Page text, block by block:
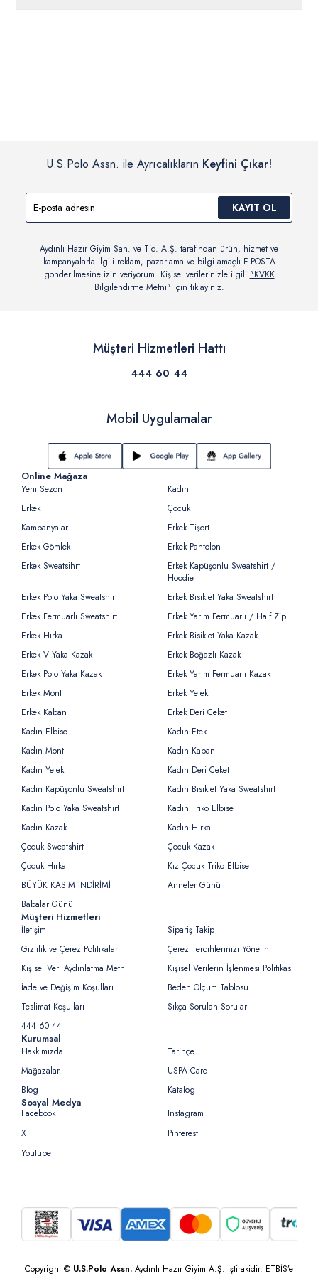
U.S.Polo Assn. ile Ayrıcalıkların Keyfini Çıkar!
KAYIT OL
Aydınlı Hazır Giyim San. ve Tic. A.Ş. tarafından ürün, hizmet ve
kampanyalarla ilgili reklam, pazarlama ve bilgi amaçlı E-POSTA
gönderilmesine izin veriyorum. Kişisel verilerinizle ilgili "KVKK
Bilgilendirme Metni" için tıklayınız.
Müşteri Hizmetleri Hattı
444 60 44
Mobil Uygulamalar
Online Mağaza
Yeni Sezon
Kadın
Erkek
Çocuk
Kampanyalar
Erkek Tişört
Erkek Gömlek
Erkek Pantolon
Erkek Sweatsihrt
Erkek Kapüşonlu Sweatshirt /
Hoodie
Erkek Polo Yaka Sweatshirt
Erkek Bisiklet Yaka Sweatshirt
Erkek Fermuarlı Sweatshirt
Erkek Yarım Fermuarlı / Half Zip
Erkek Hırka
Erkek Bisiklet Yaka Kazak
Erkek V Yaka Kazak
Erkek Boğazlı Kazak
Erkek Polo Yaka Kazak
Erkek Yarım Fermuarlı Kazak
Erkek Mont
Erkek Yelek
Erkek Kaban
Erkek Deri Ceket
Kadın Elbise
Kadın Etek
Kadın Mont
Kadın Kaban
Kadın Yelek
Kadın Deri Ceket
Kadın Kapüşonlu Sweatshirt
Kadın Bisiklet Yaka Sweatshirt
Kadın Polo Yaka Sweatshirt
Kadın Triko Elbise
Kadın Kazak
Kadın Hırka
Çocuk Sweatshirt
Çocuk Kazak
Çocuk Hırka
Kız Çocuk Triko Elbise
BÜYÜK KASIM İNDİRİMİ
Anneler Günü
Babalar Günü
Müşteri Hizmetleri
İletişim
Sipariş Takip
Gizlilik ve Çerez Politikaları
Çerez Tercihlerinizi Yönetin
Kişisel Veri Aydınlatma Metni
Kişisel Verilerin İşlenmesi Politikası
İade ve Değişim Koşulları
Beden Ölçüm Tablosu
Teslimat Koşulları
Sıkça Sorulan Sorular
444 60 44
Kurumsal
Hakkımızda
Tarihçe
Mağazalar
USPA Card
Blog
Katalog
Sosyal Medya
Facebook
Instagram
X
Pinterest
Youtube
Copyright © U.S.Polo Assn. Aydınlı Hazır Giyim A.Ş. iştirakidir. ETBİS’e